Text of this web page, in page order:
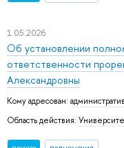
1.05.2026
Об установлении
ответственности
Александровны
Кому адресован:
Область действия: